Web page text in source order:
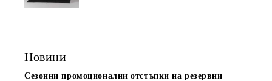
Новини
Сезонни промоционални отстъпки на резервни